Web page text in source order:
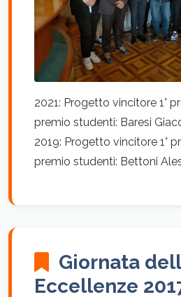
2021: Progetto vincitore 1°
premio studenti: Baresi
2019: Progetto vincitore 1°
premio studenti: Bettoni
Giornata
Eccellenze